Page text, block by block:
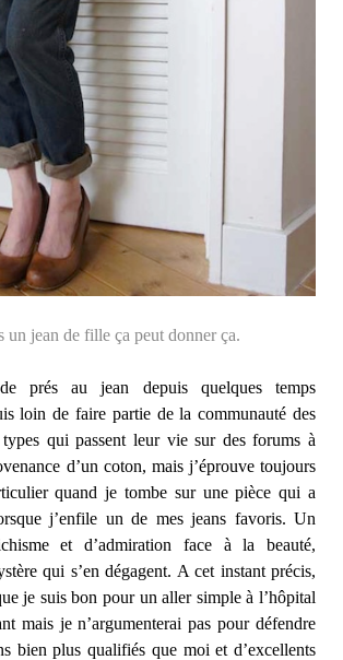
un jean de fille ça peut donner ça.
de prés au jean depuis quelques temps
loin de faire partie de la communauté des
types qui passent leur vie sur des forums à
d’un coton, mais j’éprouve toujours
quand je tombe sur une pièce qui a
j’enfile un de mes jeans favoris. Un
et d’admiration face à la beauté,
qui s’en dégagent. A cet instant précis,
je suis bon pour un aller simple à l’hôpital
mais je n’argumenterai pas pour défendre
bien plus qualifiés que moi et d’excellents